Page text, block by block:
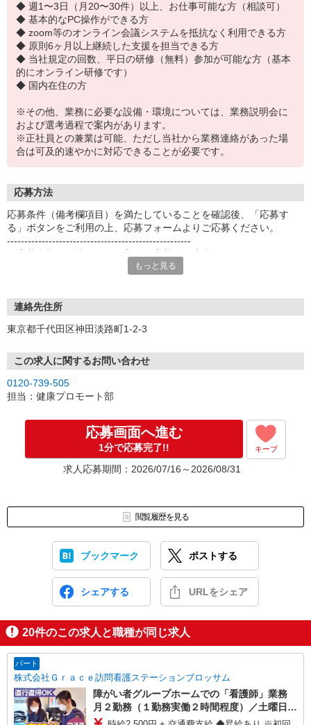
◆ 週1〜3日（月20〜30件）以上、お仕事可能な方（相談可）
◆ 基本的なPC操作ができる方
◆ zoom等のオンライン会議システムを抵抗なく利用できる方
◆ 原則6ヶ月以上継続した支援を担当できる方
◆ 当社規定の回数、平日の研修（無料）参加が可能な方（基本
的にオンライン研修です）
◆ 国内在住の方
※その他、業務に必要な設備・環境については、業務説明会に
および選考過程で案内があります。
※正社員との兼業は可能、ただし当社から業務連絡があった場
合は可及的速やかに対応できることが必要です。
応募方法
応募条件（備考欄項目）を満たしていることを確認後、「応募す
る」ボタンをご利用の上、応募フォームよりご応募ください。
-----------------------------------------------------
-----------------------------------------------------
[1]応募ボタンよりエントリー
のご説明
[4]Web面接（PC・スマートフォンによるオンライン面接）
[5]保健指導相談員登録
[6]新人研修（オンライン研修や集合・個別研修、自己学習）
[7]お仕事開始
もっと見る
連絡先住所
東京都千代田区神田淡路町1-2-3
この求人に関するお問い合わせ
0120-739-505
担当：健康プロモート部
応募画面へ進む
1分で応募完了!! キープ
求人応募期間：2026/07/16～2026/08/31
閲覧履歴を見る
ブックマーク ポストする
シェアする URLをシェア
20件のこの求人と職種が同じ求人
パート
株式会社Ｇｒａｃｅ訪問看護ステーションブロッサム
障がい者グループホームでの「看護師」業務
月２勤務（１勤務実働２時間程度）／土曜日や
日曜日等 ※平日の場合は１５：３０以降可